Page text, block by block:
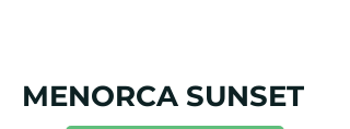
MENORCA SUNSET